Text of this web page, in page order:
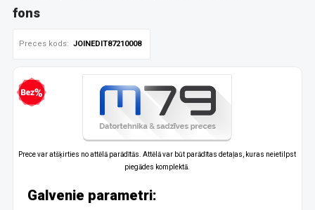
fons
Preces kods: JOINEDIT87210008
kredīts
Prece var atšķirties no attēlā parādītās. Attēlā var būt parādītas detaļas, kuras neietilpst
piegādes komplektā.
Galvenie parametri: